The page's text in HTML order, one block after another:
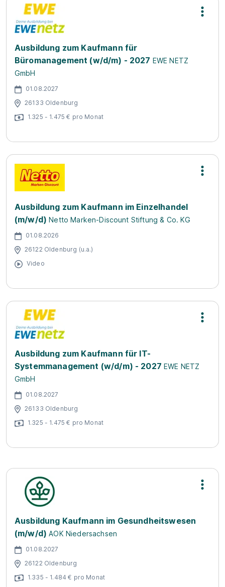
Ausbildung zum Kaufmann für
Büromanagement (w/d/m) - 2027 EWE NETZ
GmbH
01.08.2027
26133 Oldenburg
1.325 - 1.475 € pro Monat
Ausbildung zum Kaufmann im Einzelhandel
(m/w/d) Netto Marken-Discount Stiftung & Co. KG
01.08.2026
26122 Oldenburg (u.a.)
Video
Ausbildung zum Kaufmann für IT-
Systemmanagement (w/d/m) - 2027 EWE NETZ
GmbH
01.08.2027
26133 Oldenburg
1.325 - 1.475 € pro Monat
Ausbildung Kaufmann im Gesundheitswesen
(m/w/d) AOK Niedersachsen
01.08.2027
26122 Oldenburg
1.335 - 1.484 € pro Monat